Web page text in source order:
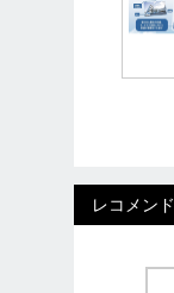
レコメンド